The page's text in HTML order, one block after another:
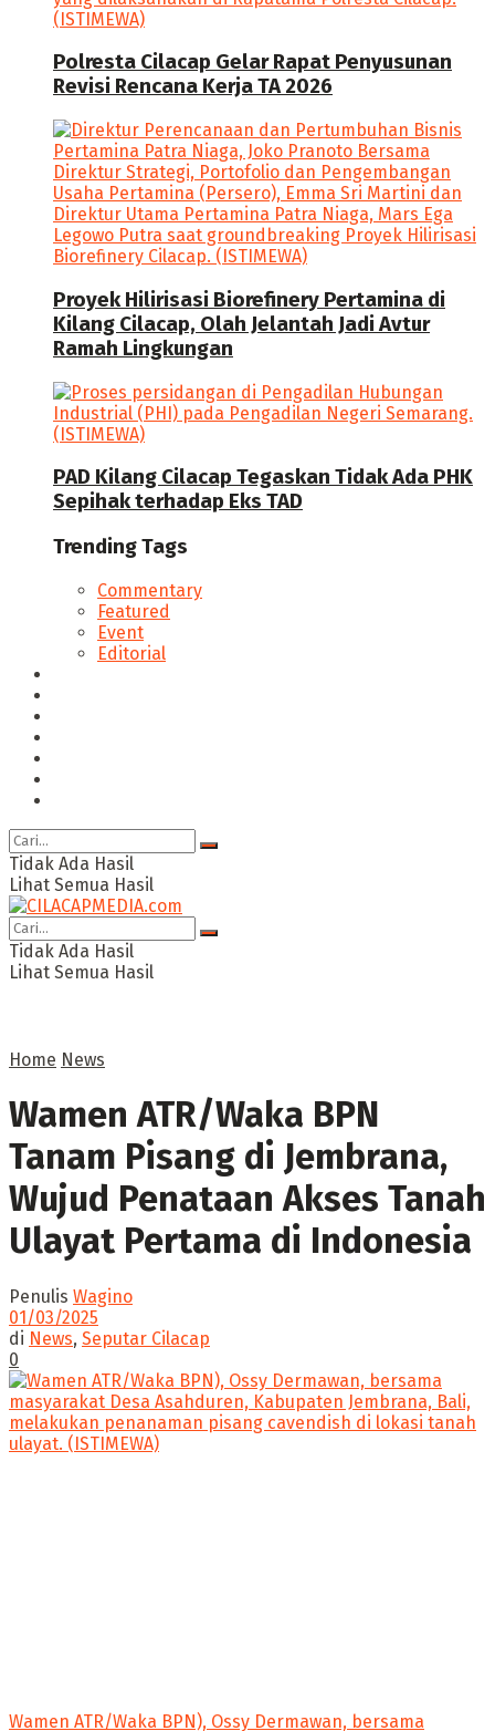
Polresta Cilacap Gelar Rapat Penyusunan
Revisi Rencana Kerja TA 2026
Proyek Hilirisasi Biorefinery Pertamina di
Kilang Cilacap, Olah Jelantah Jadi Avtur
Ramah Lingkungan
PAD Kilang Cilacap Tegaskan Tidak Ada PHK
Sepihak terhadap Eks TAD
Trending Tags
Commentary
Featured
Event
Editorial
Tidak Ada Hasil
Lihat Semua Hasil
Tidak Ada Hasil
Lihat Semua Hasil
Home News
Wamen ATR/Waka BPN
Tanam Pisang di Jembrana,
Wujud Penataan Akses Tanah
Ulayat Pertama di Indonesia
Penulis Wagino
01/03/2025
di News, Seputar Cilacap
0
Wamen ATR/Waka BPN), Ossy Dermawan, bersama